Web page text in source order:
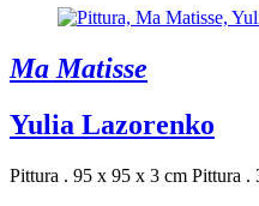
Ma Matisse
Yulia Lazorenko
Pittura . 95 x 95 x 3 cm Pittura .